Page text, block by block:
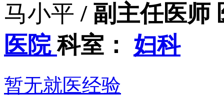
马小平 / 副主任医师
医院科室： 妇科
暂无就医经验